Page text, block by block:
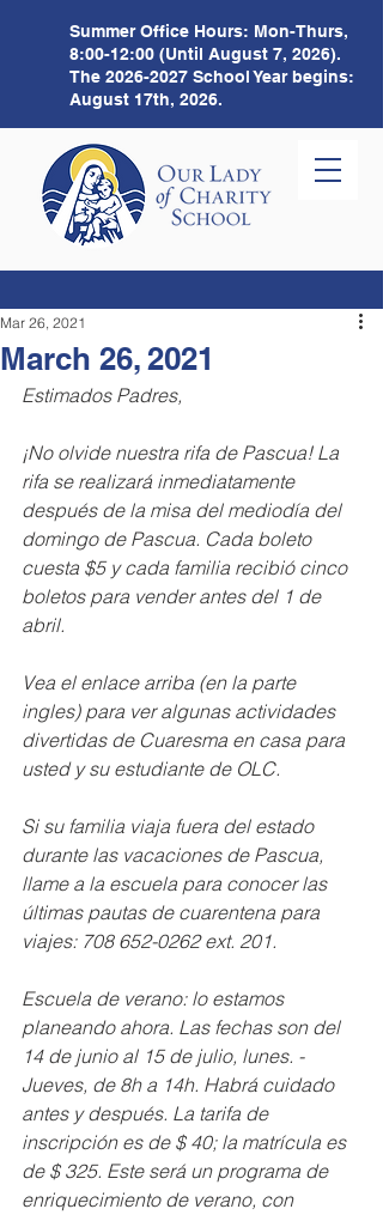
Summer Office Hours: Mon-Thurs,
8:00-12:00 (Until August 7, 2026).
The 2026-2027 School Year begins:
August 17th, 2026.
March 26, 2021
Mar 26, 2021
Estimados Padres,
¡No olvide nuestra rifa de Pascua! La
rifa se realizará inmediatamente
después de la misa del mediodía del
domingo de Pascua. Cada boleto
cuesta $5 y cada familia recibió cinco
boletos para vender antes del 1 de
abril.
Vea el enlace arriba (en la parte
ingles) para ver algunas actividades
divertidas de Cuaresma en casa para
usted y su estudiante de OLC.
Si su familia viaja fuera del estado
durante las vacaciones de Pascua,
llame a la escuela para conocer las
últimas pautas de cuarentena para
viajes: 708 652-0262 ext. 201.
Escuela de verano: lo estamos
planeando ahora. Las fechas son del
14 de junio al 15 de julio, lunes. -
Jueves, de 8h a 14h. Habrá cuidado
antes y después. La tarifa de
inscripción es de $ 40; la matrícula es
de $ 325. Este será un programa de
enriquecimiento de verano, con